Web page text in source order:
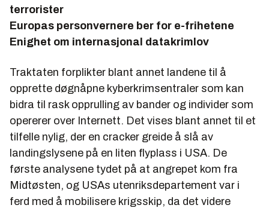
terrorister
Europas personvernere ber for e-frihetene
Enighet om internasjonal datakrimlov
Traktaten forplikter blant annet landene til å
opprette døgnåpne kyberkrimsentraler som kan
bidra til rask opprulling av bander og individer som
opererer over Internett. Det vises blant annet til et
tilfelle nylig, der en cracker greide å slå av
landingslysene på en liten flyplass i USA. De
første analysene tydet på at angrepet kom fra
Midtøsten, og USAs utenriksdepartement var i
ferd med å mobilisere krigsskip, da det videre